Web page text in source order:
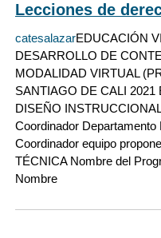
Lecciones de
catesalazarEDUCACIÓN
DESARROLLO DE
MODALIDAD VIRTUAL
SANTIAGO DE CALI
DISEÑO
Coordinador
Coordinador equipo
TÉCNICA Nombre del
Nombre